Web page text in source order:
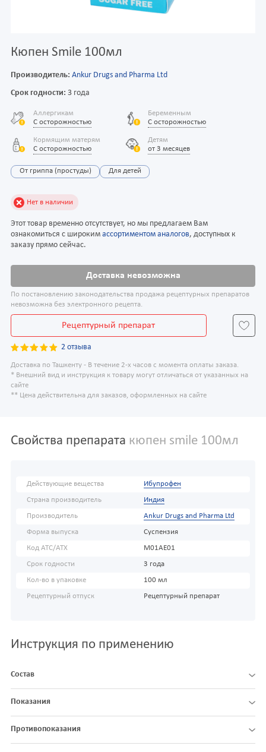
Кюпен Smile 100мл
Производитель: Ankur Drugs and Pharma Ltd
Срок годности: 3 года
Аллергикам
С осторожностью
Беременным
С осторожностью
Кормящим матерям
С осторожностью
Детям
от 3 месяцев
От гриппа (простуды) Для детей
Нет в наличии
Этот товар временно отсутствует, но мы предлагаем Вам
ознакомиться с широким ассортиментом аналогов, доступных к
заказу прямо сейчас.
Доставка невозможна
По постановлению законодательства продажа рецептурных препаратов
невозможна без электронного рецепта.
Рецептурный препарат
2 отзыва
Доставка по Ташкенту - В течение 2-х часов с момента оплаты заказа.
* Внешний вид и инструкция к товару могут отличаться от указанных на
сайте
** Цена действительна для заказов, оформленных на сайте
Свойства препарата кюпен smile 100мл
Действующие вещества Ибупрофен
Страна производитель Индия
Производитель Ankur Drugs and Pharma Ltd
Форма выпуска Суспензия
Код АТС/ATX M01AE01
Срок годности 3 года
Кол-во в упаковке 100 мл
Рецептурный отпуск Рецептурный препарат
Инструкция по применению
Состав
Показания
Противопоказания